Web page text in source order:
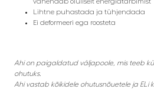
vähendab oluliselt energiatarbimist
Lihtne puhastada ja tühjendada
Ei deformeeri ega roosteta
Ahi on paigaldatud väljapoole, mis teeb
ohutuks.
Ahi vastab kõikidele ohutusnõuetele ja ELi